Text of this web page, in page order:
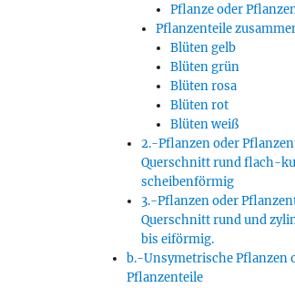
Pflanze oder
Pflanzenteile
Blüten gelb
Blüten grün
Blüten rosa
Blüten rot
Blüten weiß
2.-Pflanzen oder
Querschnitt rund flach-
scheibenförmig
3.-Pflanzen oder
Querschnitt rund und
bis eiförmig.
b.-Unsymetrische Pflanzen
Pflanzenteile